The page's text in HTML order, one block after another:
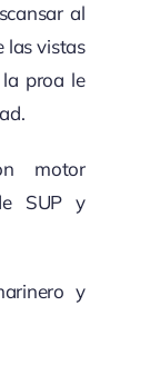
al
las vistas
proa le
motor
SUP y
y